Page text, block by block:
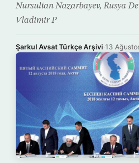
Nursultan Nazarbayev, Rusya
Vladimir P
Şarkul Avsat Türkçe Arşivi·13